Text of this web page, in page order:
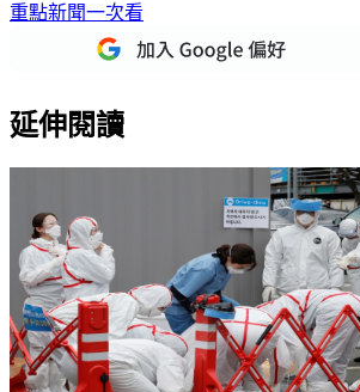
重點新聞一次看
延伸閱讀